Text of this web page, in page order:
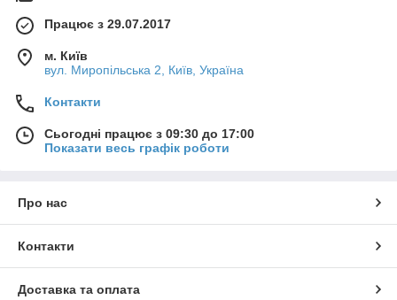
Працює з 29.07.2017
м. Київ
вул. Миропільська 2, Київ, Україна
Контакти
Сьогодні працює з 09:30 до 17:00
Показати весь графік роботи
Про нас
Контакти
Доставка та оплата